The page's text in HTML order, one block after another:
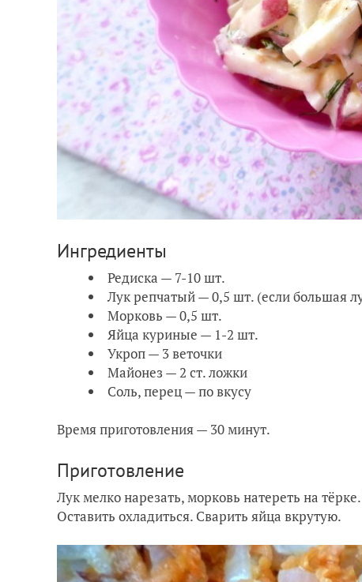
Ингредиенты
Редиска — 7-10 шт.
Лук репчатый — 0,5 шт. (если большая
Морковь — 0,5 шт.
Яйца куриные — 1-2 шт.
Укроп — 3 веточки
Майонез — 2 ст. ложки
Соль, перец — по вкусу
Время приготовления — 30 минут.
Приготовление
Лук мелко нарезать, морковь натереть на
Оставить охладиться. Сварить яйца вкрутую.